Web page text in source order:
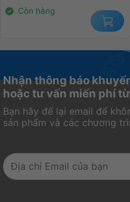
Còn hàng
Nhận thông báo
hoặc tư vấn miến phí
Bạn hãy để lại email để
sản phẩm và các chương